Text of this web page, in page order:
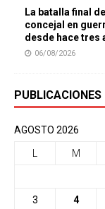
La batalla final
concejal en
desde hace tres
06/08/2026
AGOSTO 2026
L M
3 4